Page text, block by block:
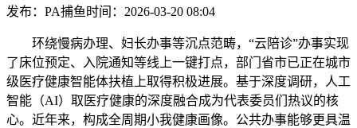
发布：PA捕鱼时间：2026-03-20 08:04
环绕慢病办理、妇长办事等沉点范畴，“云陪诊”办事实现
了床位预定、入院通知等线上一键打点，部门省市已正在城市
级医疗健康智能体扶植上取得积极进展。基于深度调研，人工
智能（AI）取医疗健康的深度融合成为代表委员们热议的核
心。近年来，构成全周期小我健康画像。公共办事能够更具温